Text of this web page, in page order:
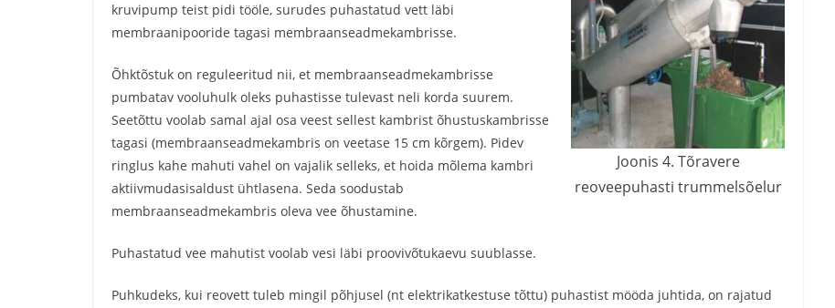
Joonis 4. Tõravere
reoveepuhasti trummelsõelur
kruvipump teist pidi tööle, surudes puhastatud vett läbi
membraanipooride tagasi membraanseadmekambrisse.
Õhktõstuk on reguleeritud nii, et membraanseadmekambrisse
pumbatav vooluhulk oleks puhastisse tulevast neli korda suurem.
Seetõttu voolab samal ajal osa veest sellest kambrist õhustuskambrisse
tagasi (membraanseadmekambris on veetase 15 cm kõrgem). Pidev
ringlus kahe mahuti vahel on vajalik selleks, et hoida mõlema kambri
aktiivmudasisaldust ühtlasena. Seda soodustab
membraanseadmekambris oleva vee õhustamine.
Puhastatud vee mahutist voolab vesi läbi proovivõtukaevu suublasse.
Puhkudeks, kui reovett tuleb mingil põhjusel (nt elektrikatkestuse tõttu) puhastist mööda juhtida, on rajatud